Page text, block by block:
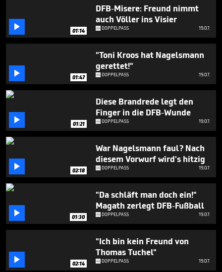
 01:14
DFB-Misere: Freund nimmt
auch Völler ins Visier
DOPPELPASS 19.07.
 01:47
"Toni Kroos hat Nagelsmann
gerettet!"
DOPPELPASS 19.07.
 01:21
Diese Brandrede legt den
Finger in die DFB-Wunde
DOPPELPASS 19.07.
 02:18
War Nagelsmann faul? Nach
diesem Vorwurf wird's hitzig
DOPPELPASS 19.07.
 01:30
"Da schläft man doch ein!"
Magath zerlegt DFB-Fußball
DOPPELPASS 19.07.
 02:14
"Ich bin kein Freund von
Thomas Tuchel"
DOPPELPASS 19.07.